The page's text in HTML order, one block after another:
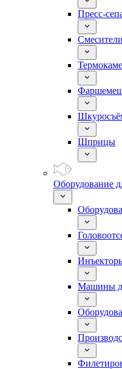
Пресс-
Шприцы
Оборудование
Машины